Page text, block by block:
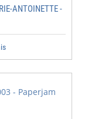
ANTOINETTE -